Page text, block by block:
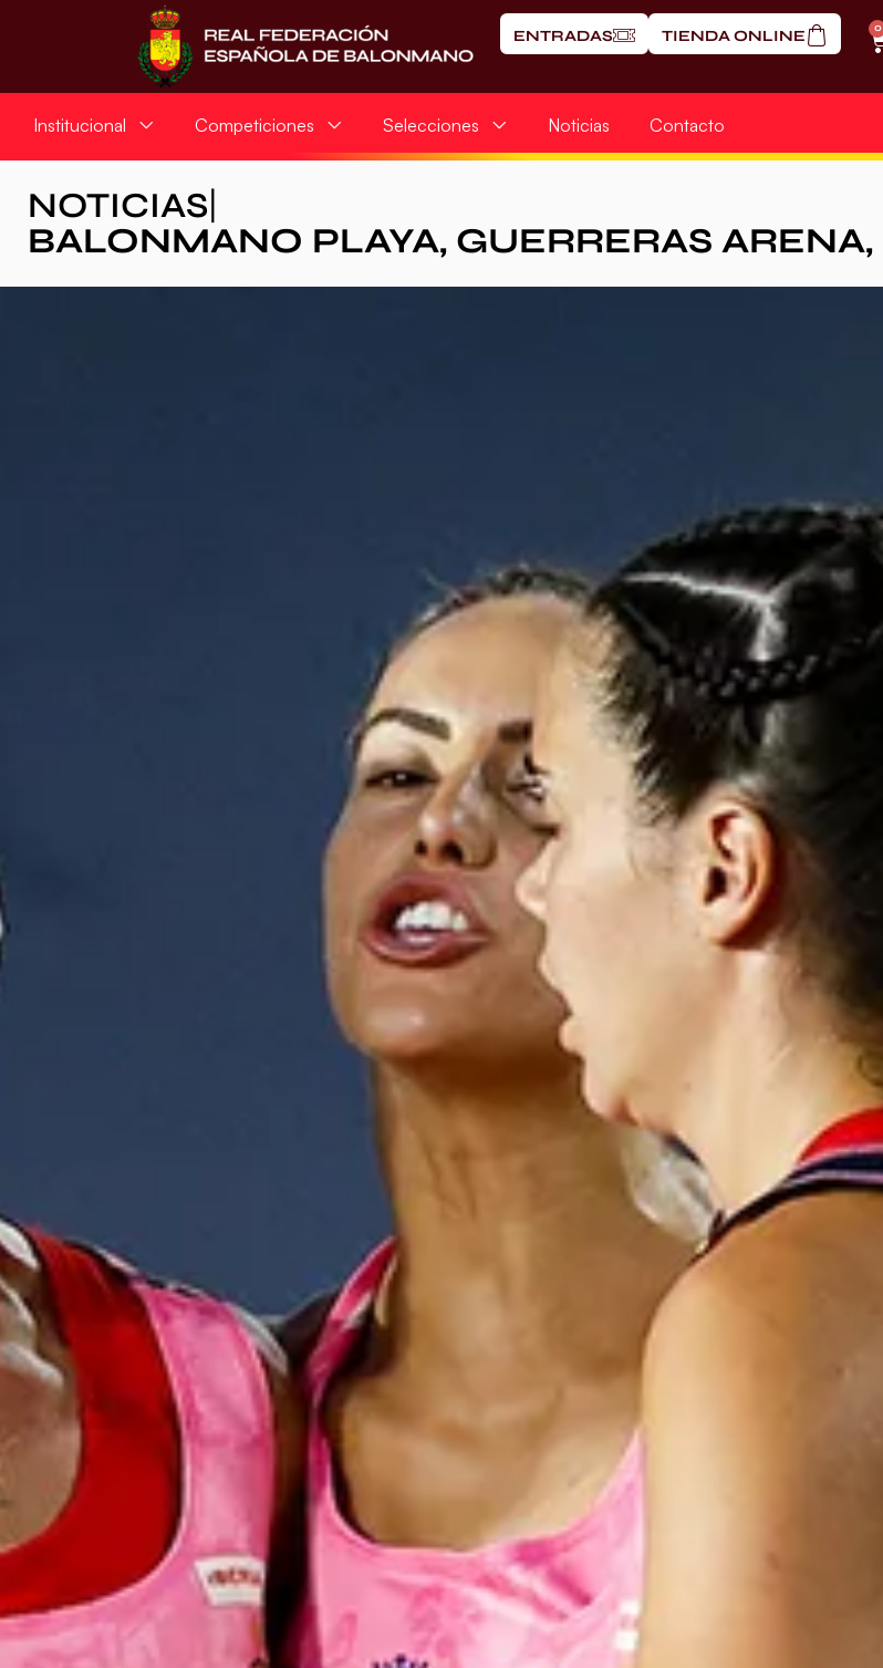
ENTRADAS TIENDA ONLINE 0
Institucional Competiciones Selecciones Noticias Contacto
NOTICIAS
BALONMANO PLAYA, GUERRERAS ARENA,